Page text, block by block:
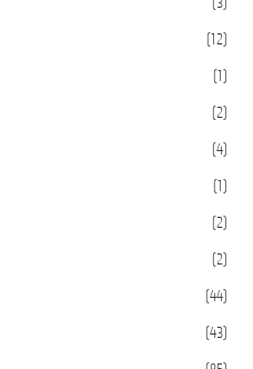
(3)
(12)
(2)
(4)
(2)
(2)
(44)
(43)